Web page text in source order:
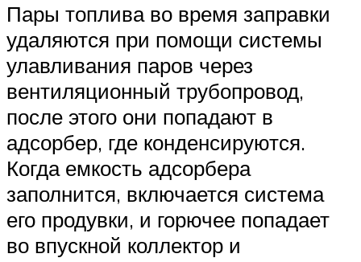
Пары топлива во время заправки
удаляются при помощи системы
улавливания паров через
вентиляционный трубопровод,
после этого они попадают в
адсорбер, где конденсируются.
Когда емкость адсорбера
заполнится, включается система
его продувки, и горючее попадает
во впускной коллектор и